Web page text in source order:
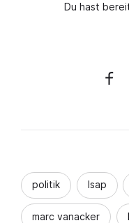
Du hast
politik lsap
marc vanacker